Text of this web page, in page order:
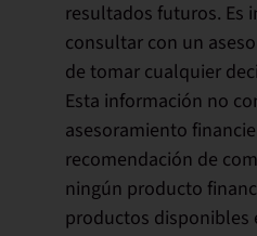
resultados futuros. Es
consultar con un
de tomar cualquier
Esta información no
asesoramiento
recomendación de
ningún producto
productos disponibles